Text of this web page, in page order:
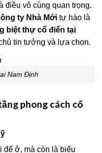
điều vô cùng quan trọng.
ty Nhà Mới tự hào là
biệt thự cổ điển tại
tin tưởng và lựa chọn.
Nam Định
phong cách cổ
để ở, mà còn là biểu